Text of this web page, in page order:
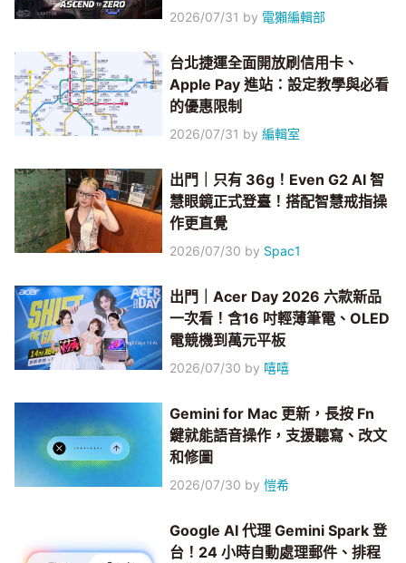
2026/07/31 by 電獺編輯部
台北捷運全面開放刷信用卡、
Apple Pay 進站：設定教學與必看
的優惠限制
2026/07/31 by編輯室
出門｜只有 36g！Even G2 AI 智
慧眼鏡正式登臺！搭配智慧戒指操
作更直覺
2026/07/30 by Spac1
出門｜Acer Day 2026 六款新品
一次看！含16 吋輕薄筆電、OLED
電競機到萬元平板
2026/07/30 by 嘻嘻
Gemini for Mac 更新，長按 Fn
鍵就能語音操作，支援聽寫、改文
和修圖
2026/07/30 by愷希
Google AI 代理 Gemini Spark 登
台！24 小時自動處理郵件、排程